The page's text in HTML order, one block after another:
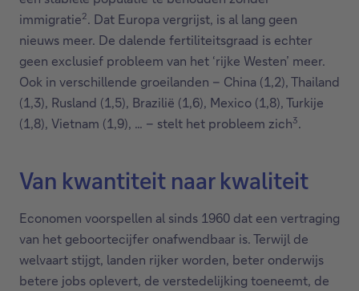
immigratie2. Dat Europa vergrijst, is al lang geen
nieuws meer. De dalende fertiliteitsgraad is echter
geen exclusief probleem van het ‘rijke Westen’ meer.
Ook in verschillende groeilanden – China (1,2), Thailand
(1,3), Rusland (1,5), Brazilië (1,6), Mexico (1,8), Turkije
(1,8), Vietnam (1,9), … – stelt het probleem zich3.
Van kwantiteit naar kwaliteit
Economen voorspellen al sinds 1960 dat een vertraging
van het geboortecijfer onafwendbaar is. Terwijl de
welvaart stijgt, landen rijker worden, beter onderwijs
betere jobs oplevert, de verstedelijking toeneemt, de